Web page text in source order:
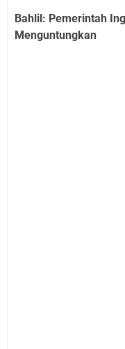
Bahlil: Pemerintah
Menguntungkan